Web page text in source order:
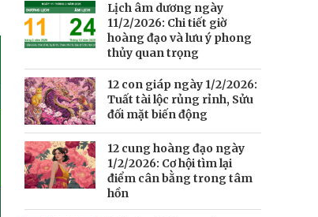
Lịch âm dương ngày
11/2/2026: Chi tiết giờ
hoàng đạo và lưu ý phong
thủy quan trọng
12 con giáp ngày 1/2/2026:
Tuất tài lộc rủng rỉnh, Sửu
đối mặt biến động
12 cung hoàng đạo ngày
1/2/2026: Cơ hội tìm lại
điểm cân bằng trong tâm
hồn